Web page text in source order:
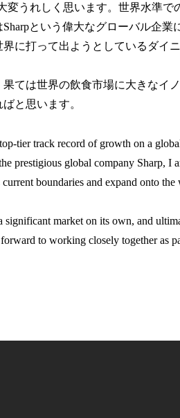
変うれしく思います。世界水準で
という偉大なグローバル企業
に打って出ようとしているダイ
ては世界の飲食市場に大きなイ
と思います。
tier track record of growth on a
prestigious global company Sharp, I
boundaries and expand onto the
significant market on its own, and
to working closely together as